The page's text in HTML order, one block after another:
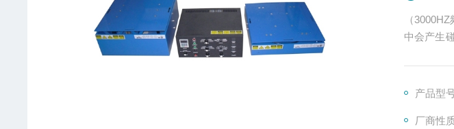
（
中会产生
产品型
厂商性